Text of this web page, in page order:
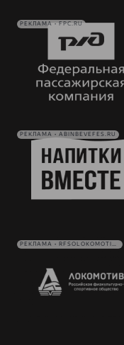
РЕКЛАМА • FPC.RU
РЕКЛАМА • ABINBEVEFES.RU
РЕКЛАМА • RFSOLOKOMOTIV.RU